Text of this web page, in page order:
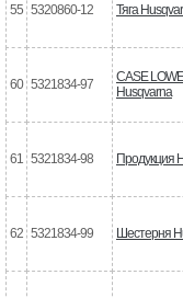
55 5320860-12 Тяга
60 5321834-97
CASE
Husqvarna
61 5321834-98 Продукция
62 5321834-99 Шестерня